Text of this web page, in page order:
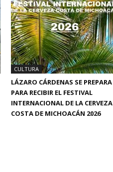
CULTURA
LÁZARO CÁRDENAS SE PREPARA
PARA RECIBIR EL FESTIVAL
INTERNACIONAL DE LA CERVEZA
COSTA DE MICHOACÁN 2026